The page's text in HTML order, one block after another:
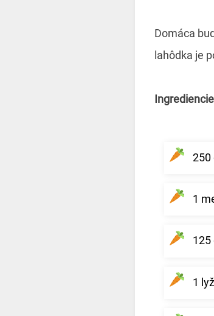
Domáca
lahôdka je
250
1
125
1